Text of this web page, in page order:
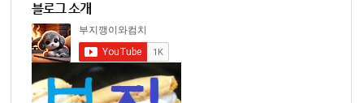
블로그 소개